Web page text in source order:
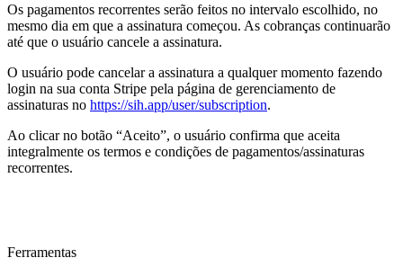
Os pagamentos recorrentes serão feitos no intervalo escolhido, no
mesmo dia em que a assinatura começou. As cobranças continuarão
até que o usuário cancele a assinatura.
O usuário pode cancelar a assinatura a qualquer momento fazendo
login na sua conta Stripe pela página de gerenciamento de
assinaturas no https://sih.app/user/subscription.
Ao clicar no botão “Aceito”, o usuário confirma que aceita
integralmente os termos e condições de pagamentos/assinaturas
recorrentes.
Ferramentas